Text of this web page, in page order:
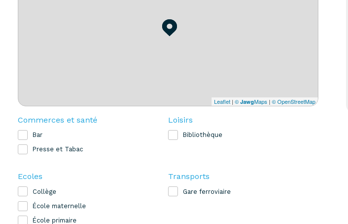
Leaflet | © JawgMaps | © OpenStreetMap
Commerces et santé
Bar
Presse et Tabac
Loisirs
Bibliothèque
Ecoles
Collège
École maternelle
École primaire
Transports
Gare ferroviaire